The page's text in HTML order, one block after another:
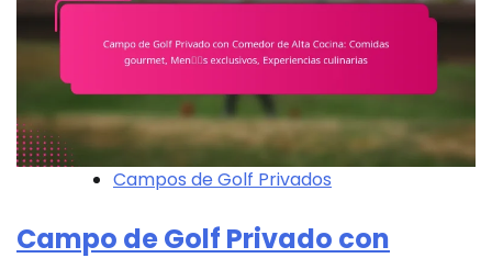
Campos de Golf Privados
Campo de Golf Privado con